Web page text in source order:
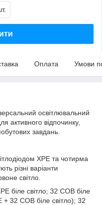
Оплата Умови
освітлювальний
активного відпочинку,
завдань.
XPE та чотирма
різні варіанти
світло.
біле світло; 32 COB біле
32 COB біле світло); 32